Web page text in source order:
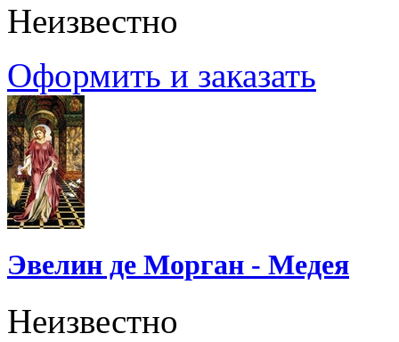
Неизвестно
Оформить и заказать
Эвелин де Морган - Медея
Неизвестно